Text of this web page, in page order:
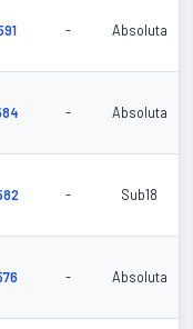
- Absoluta
- Absoluta
- Sub18
- Absoluta